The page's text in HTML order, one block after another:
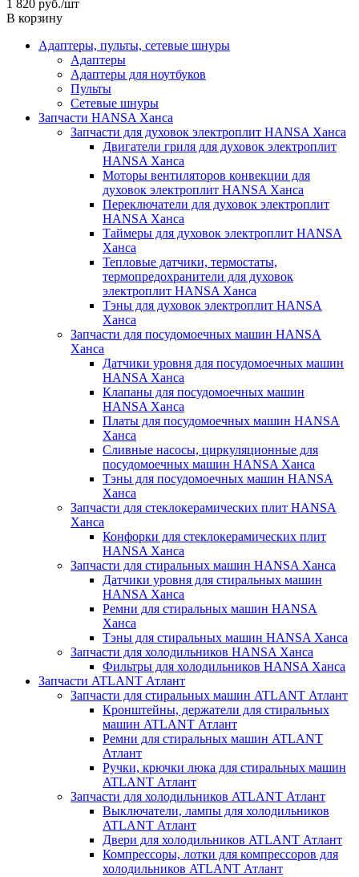
1 820 руб./шт
В корзину
Адаптеры, пульты, сетевые шнуры
Адаптеры
Адаптеры для ноутбуков
Пульты
Сетевые шнуры
Запчасти HANSA Ханса
Запчасти для духовок электроплит HANSA Ханса
Двигатели гриля для духовок электроплит
HANSA Ханса
Моторы вентиляторов конвекции для
духовок электроплит HANSA Ханса
Переключатели для духовок электроплит
HANSA Ханса
Таймеры для духовок электроплит HANSA
Ханса
Тепловые датчики, термостаты,
термопредохранители для духовок
электроплит HANSA Ханса
Тэны для духовок электроплит HANSA
Ханса
Запчасти для посудомоечных машин HANSA
Ханса
Датчики уровня для посудомоечных машин
HANSA Ханса
Клапаны для посудомоечных машин
HANSA Ханса
Платы для посудомоечных машин HANSA
Ханса
Сливные насосы, циркуляционные для
посудомоечных машин HANSA Ханса
Тэны для посудомоечных машин HANSA
Ханса
Запчасти для стеклокерамических плит HANSA
Ханса
Конфорки для стеклокерамических плит
HANSA Ханса
Запчасти для стиральных машин HANSA Ханса
Датчики уровня для стиральных машин
HANSA Ханса
Ремни для стиральных машин HANSA
Ханса
Тэны для стиральных машин HANSA Ханса
Запчасти для холодильников HANSA Ханса
Фильтры для холодильников HANSA Ханса
Запчасти ATLANT Атлант
Запчасти для стиральных машин ATLANT Атлант
Кронштейны, держатели для стиральных
машин ATLANT Атлант
Ремни для стиральных машин ATLANT
Атлант
Ручки, крючки люка для стиральных машин
ATLANT Атлант
Запчасти для холодильников ATLANT Атлант
Выключатели, лампы для холодильников
ATLANT Атлант
Двери для холодильников ATLANT Атлант
Компрессоры, лотки для компрессоров для
холодильников ATLANT Атлант